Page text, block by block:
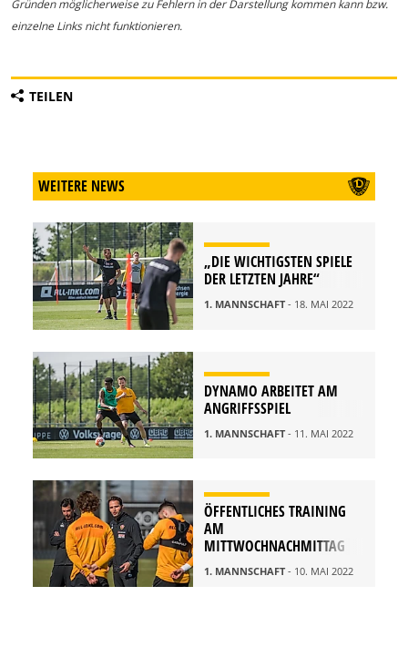
Gründen möglicherweise zu Fehlern in der Darstellung kommen kann bzw.
einzelne Links nicht funktionieren.
TEILEN
WEITERE NEWS
„DIE WICHTIGSTEN SPIELE
DER LETZTEN JAHRE“
1. MANNSCHAFT- 18. MAI 2022
DYNAMO ARBEITET AM
ANGRIFFSSPIEL
1. MANNSCHAFT- 11. MAI 2022
ÖFFENTLICHES TRAINING
AM
MITTWOCHNACHMITTAG
1. MANNSCHAFT- 10. MAI 2022